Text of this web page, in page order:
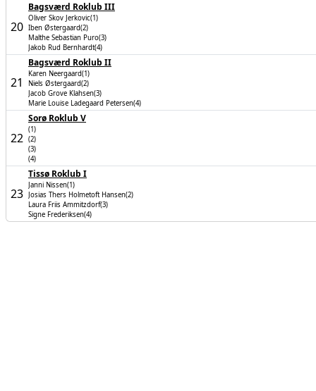
20
Bagsværd Roklub III
Oliver Skov Jerkovic(1)
Iben Østergaard(2)
Malthe Sebastian Puro(3)
Jakob Rud Bernhardt(4)
21
Bagsværd Roklub II
Karen Neergaard(1)
Niels Østergaard(2)
Jacob Grove Klahsen(3)
Marie Louise Ladegaard Petersen(4)
22
Sorø Roklub V
(1)
(2)
(3)
(4)
23
Tissø Roklub I
Janni Nissen(1)
Josias Thers Holmetoft Hansen(2)
Laura Friis Ammitzdorf(3)
Signe Frederiksen(4)